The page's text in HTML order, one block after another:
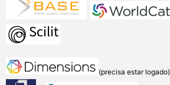
(precisa estar logado)